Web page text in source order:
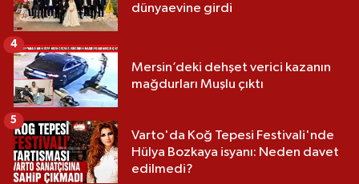
dünyaevine girdi
Mersin’deki dehşet verici kazanın
mağdurları Muşlu çıktı
4
Varto'da Koğ Tepesi Festivali'nde
Hülya Bozkaya isyanı: Neden davet
edilmedi?
5